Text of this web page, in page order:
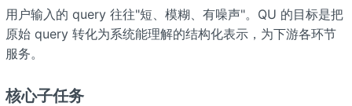
用户输入的 query 往往"短、模糊、有噪声"。QU 的目标是把
原始 query 转化为系统能理解的结构化表示，为下游各环节
服务。
核心子任务